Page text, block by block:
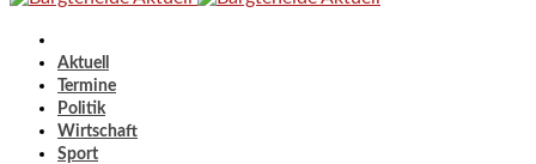
Aktuell
Termine
Politik
Wirtschaft
Sport